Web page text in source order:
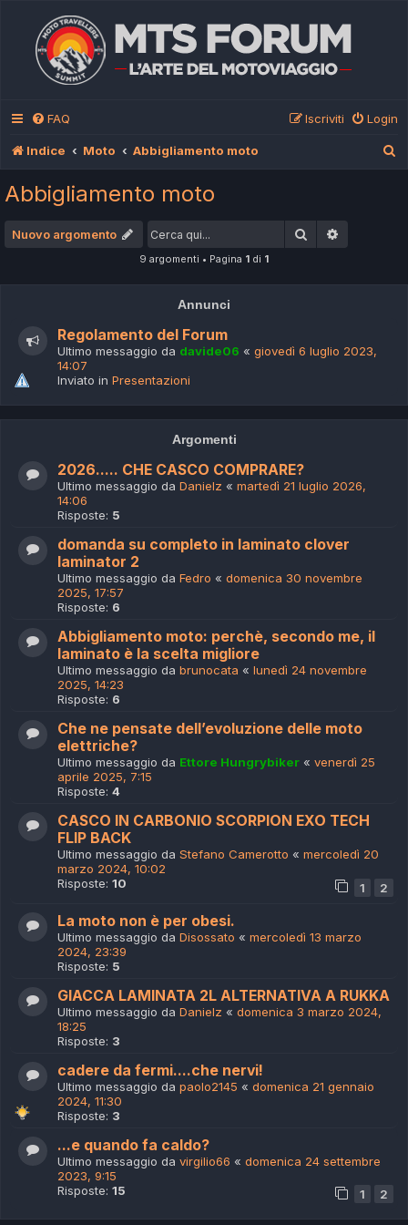
FAQ Login
Iscriviti
Indice Moto Abbigliamento moto
Abbigliamento moto
Nuovo argomento Cerca
9 argomenti • Pagina 1 di 1
Annunci
Regolamento del Forum
Ultimo messaggio da davide06 « giovedì 6 luglio 2023,
14:07
Inviato in Presentazioni
Argomenti
2026..... CHE CASCO COMPRARE?
Ultimo messaggio da Danielz « martedì 21 luglio 2026,
14:06
Risposte: 5
domanda su completo in laminato clover
laminator 2
Ultimo messaggio da Fedro « domenica 30 novembre
2025, 17:57
Risposte: 6
Abbigliamento moto: perchè, secondo me, il
laminato è la scelta migliore
Ultimo messaggio da brunocata « lunedì 24 novembre
2025, 14:23
Risposte: 6
Che ne pensate dell’evoluzione delle moto
elettriche?
Ultimo messaggio da Ettore Hungrybiker « venerdì 25
aprile 2025, 7:15
Risposte: 4
CASCO IN CARBONIO SCORPION EXO TECH
FLIP BACK
Ultimo messaggio da Stefano Camerotto « mercoledì 20
marzo 2024, 10:02
Risposte: 10 1 2
La moto non è per obesi.
Ultimo messaggio da Disossato « mercoledì 13 marzo
2024, 23:39
Risposte: 5
GIACCA LAMINATA 2L ALTERNATIVA A RUKKA
Ultimo messaggio da Danielz « domenica 3 marzo 2024,
18:25
Risposte: 3
cadere da fermi....che nervi!
Ultimo messaggio da paolo2145 « domenica 21 gennaio
2024, 11:30
Risposte: 3
...e quando fa caldo?
Ultimo messaggio da virgilio66 « domenica 24 settembre
2023, 9:15
Risposte: 15 1 2